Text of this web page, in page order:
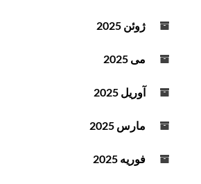
ژوئن 2025
می 2025
آوریل 2025
مارس 2025
فوریه 2025